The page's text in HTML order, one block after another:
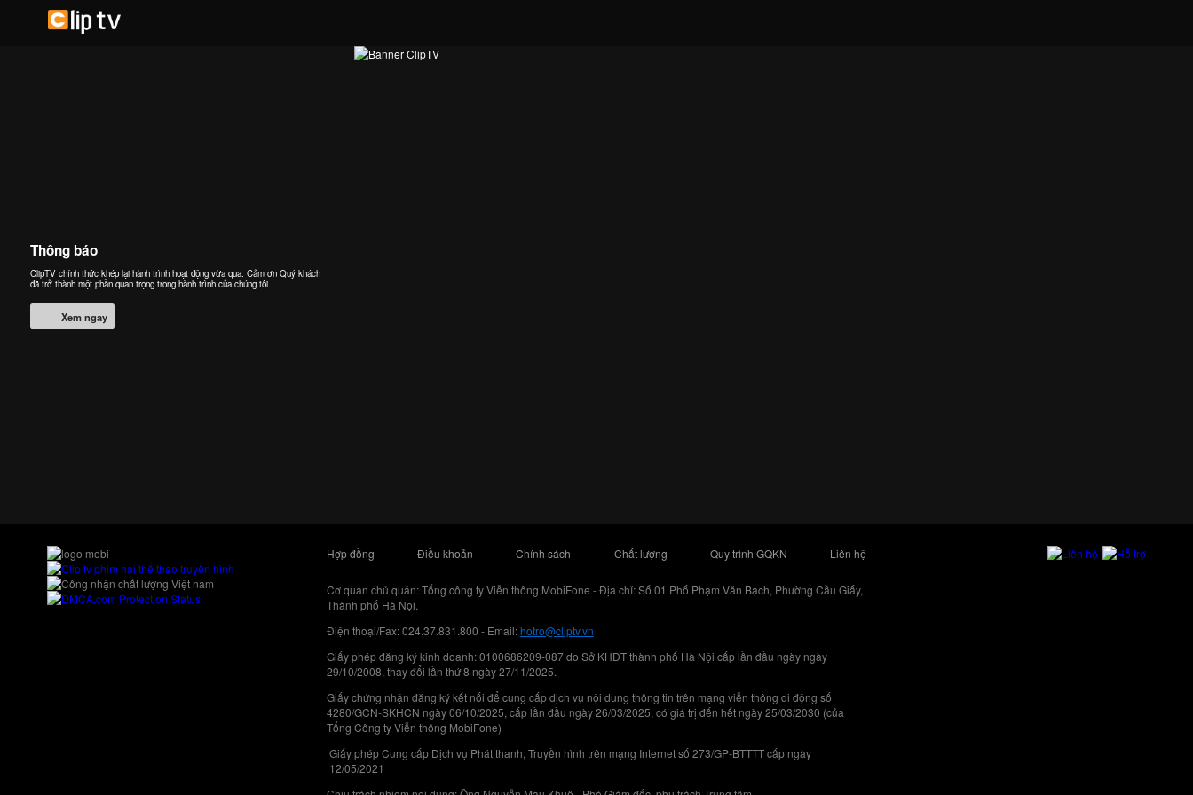
Thông báo
ClipTV chính thức khép lại hành trình hoạt động vừa qua. Cảm ơn Quý khách
đã trở thành một phần quan trọng trong hành trình của chúng tôi.
Xem ngay
Hợp đồng Điều khoản Chính sách Chất lượng Quy trình GQKN Liên hệ
Cơ quan chủ quản: Tổng công ty Viễn thông MobiFone - Địa chỉ: Số 01 Phố Phạm Văn Bạch, Phường Cầu Giấy,
Thành phố Hà Nội.
Điện thoại/Fax: 024.37.831.800 - Email:hotro@cliptv.vn
Giấy phép đăng ký kinh doanh: 0100686209-087 do Sở KHĐT thành phố Hà Nội cấp lần đầu ngày ngày
29/10/2008, thay đổi lần thứ 8 ngày 27/11/2025.
Giấy chứng nhận đăng ký kết nối để cung cấp dịch vụ nội dung thông tin trên mạng viễn thông di động số
4280/GCN-SKHCN ngày 06/10/2025, cấp lần đầu ngày 26/03/2025, có giá trị đến hết ngày 25/03/2030 (của
Tổng Công ty Viễn thông MobiFone)
Giấy phép Cung cấp Dịch vụ Phát thanh, Truyền hình trên mạng Internet số 273/GP-BTTTT cấp ngày
12/05/2021